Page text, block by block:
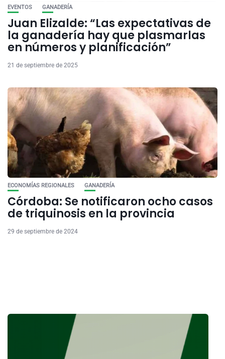
EVENTOS GANADERÍA
Juan Elizalde: “Las expectativas de
la ganadería hay que plasmarlas
en números y planificación”
21 de septiembre de 2025
ECONOMÍAS REGIONALES GANADERÍA
Córdoba: Se notificaron ocho casos
de triquinosis en la provincia
29 de septiembre de 2024